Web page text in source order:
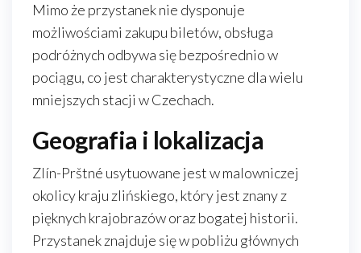
Mimo że przystanek nie dysponuje
możliwościami zakupu biletów, obsługa
podróżnych odbywa się bezpośrednio w
pociągu, co jest charakterystyczne dla wielu
mniejszych stacji w Czechach.
Geografia i lokalizacja
Zlín-Prštné usytuowane jest w malowniczej
okolicy kraju zlińskiego, który jest znany z
pięknych krajobrazów oraz bogatej historii.
Przystanek znajduje się w pobliżu głównych